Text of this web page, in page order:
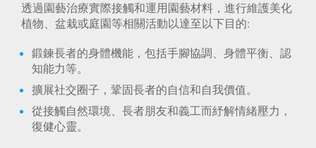
透過園藝治療實際接觸和運用園藝材料，進行維護美化
植物、盆栽或庭園等相關活動以達至以下目的:
鍛鍊長者的身體機能，包括手腳協調、身體平衡、認
知能力等。
擴展社交圈子，鞏固長者的自信和自我價值。
從接觸自然環境、長者朋友和義工而紓解情緒壓力，
復健心靈。